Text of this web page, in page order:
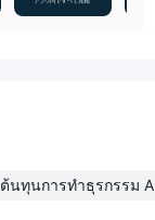
ต้นทุนการทำธุรกรรม A